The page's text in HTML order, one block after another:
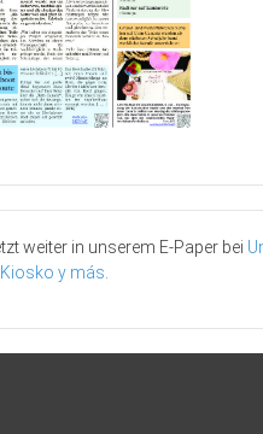
weiter in unserem E-Paper bei
Kiosko y más